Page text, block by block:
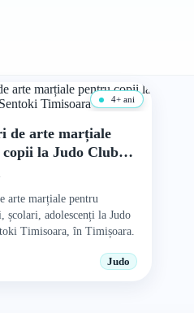
4+ ani
de arte marțiale
la Judo Club
Timisoara
arte marțiale pentru
școlari, adolescenți la Judo
Timisoara, în Timișoara.
Judo